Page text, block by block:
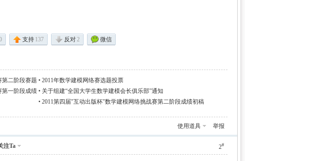
支持 137 反对2 微信
第二阶段赛题 • 2011年数学建模网络赛选题投票
第一阶段成绩 • 关于组建“全国大学生数学建模会长俱乐部”通知
• 2011第四届"互动出版杯"数学建模网络挑战赛第二阶段成绩初稿
使用道具 举报
2#
注Ta